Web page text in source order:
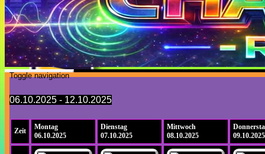
Toggle navigation
06.10.2025 - 12.10.2025
Zeit
Montag
06.10.2025
Dienstag
07.10.2025
Mittwoch
08.10.2025
09.10.2025